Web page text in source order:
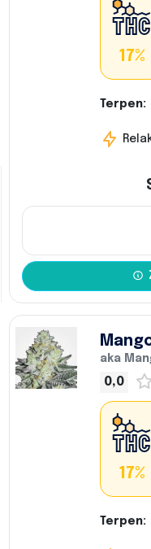
17%
Terpen:
aka
0,0
17%
Terpen: